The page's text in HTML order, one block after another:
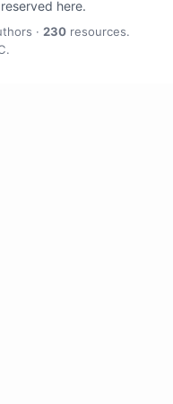
here.
· 230 resources.